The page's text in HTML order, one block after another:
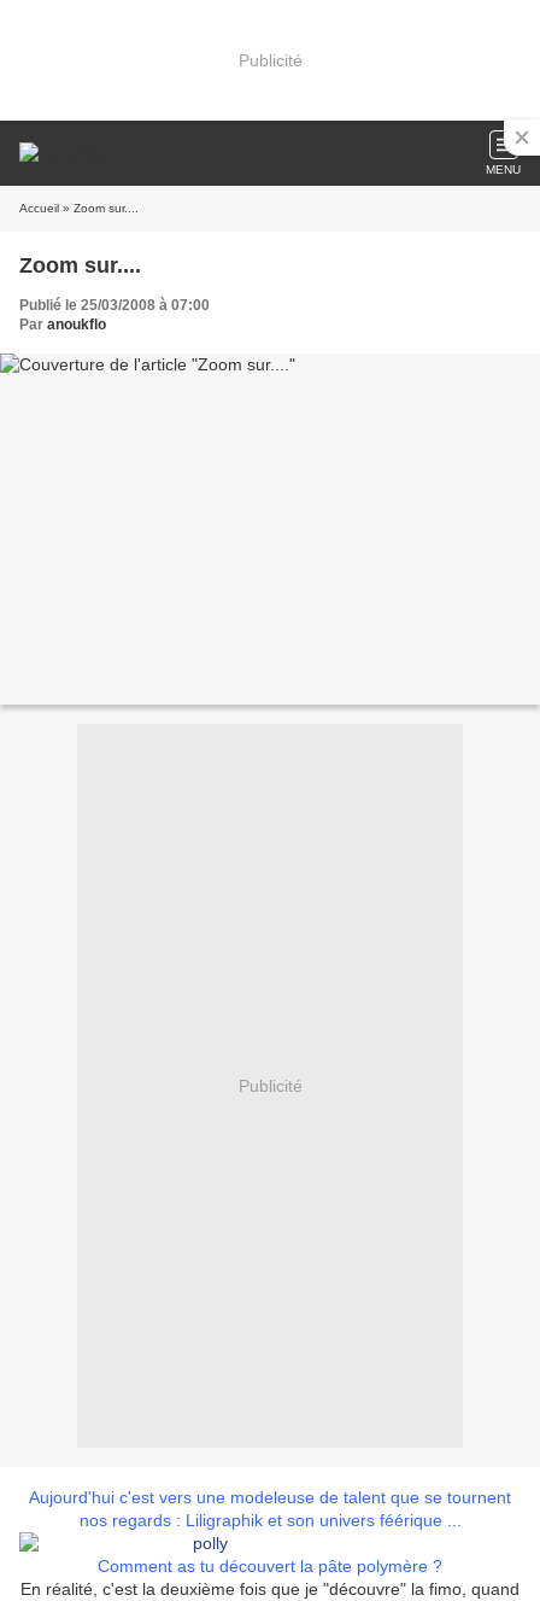
Publicité
MENU
Accueil » Zoom sur....
Zoom sur....
Publié le 25/03/2008 à 07:00
Par anoukflo
Publicité
Aujourd'hui c'est vers une modeleuse de talent que se tournent
nos regards : Liligraphik et son univers féérique ...
Comment as tu découvert la pâte polymère ?
En réalité, c'est la deuxième fois que je "découvre" la fimo, quand